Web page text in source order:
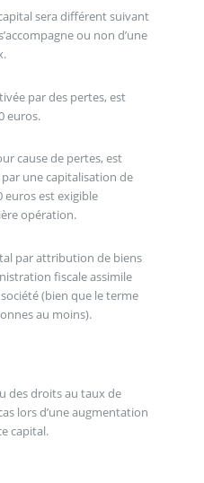
sera différent suivant
ou non d’une
par des pertes, est
euros.
cause de pertes, est
une capitalisation de
euros est exigible
opération.
par attribution de biens
fiscale assimile
(bien que le terme
au moins).
des droits au taux de
lors d’une augmentation
capital.